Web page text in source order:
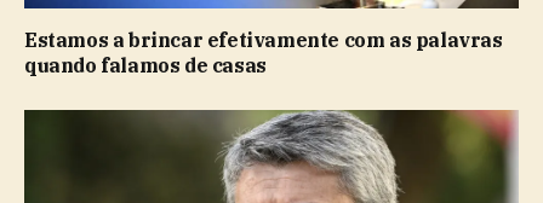
Estamos a brincar efetivamente com as palavras
quando falamos de casas